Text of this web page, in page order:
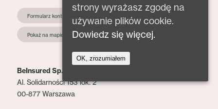
Formularz kontaktowy
Pokaż na mapie
BeInsured Sp. z o.o.
Al. Solidarności 153 lok. 2
00-877 Warszawa
strony wyrażasz zgodę na
używanie plików cookie.
Dowiedz się więcej.
OK, zrozumiałem